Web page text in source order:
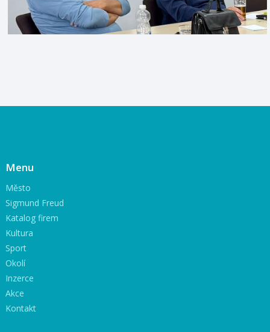
Menu
Město
Sigmund Freud
Katalog firem
Kultura
Sport
Okolí
Inzerce
Akce
Kontakt